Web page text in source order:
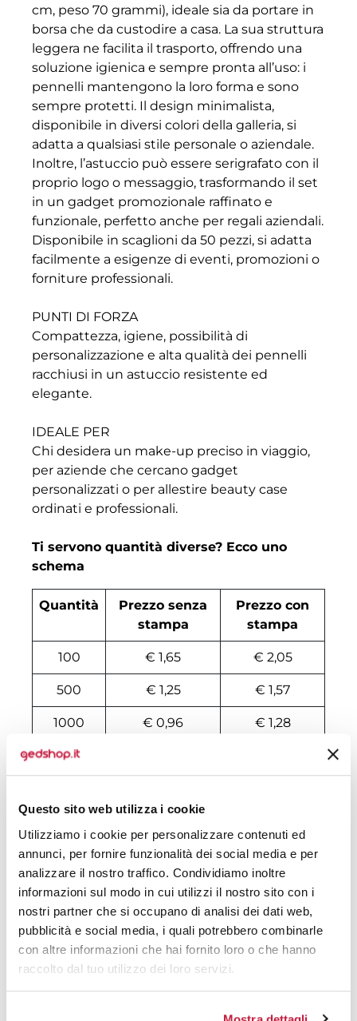
Questo sito web utilizza i cookie
Utilizziamo i cookie per personalizzare contenuti ed
annunci, per fornire funzionalità dei social media e per
analizzare il nostro traffico. Condividiamo inoltre
informazioni sul modo in cui utilizzi il nostro sito con i
nostri partner che si occupano di analisi dei dati web,
pubblicità e social media, i quali potrebbero combinarle
con altre informazioni che hai fornito loro o che hanno
raccolto dal tuo utilizzo dei loro servizi.
cm, peso 70 grammi), ideale sia da portare in
borsa che da custodire a casa. La sua struttura
leggera ne facilita il trasporto, offrendo una
soluzione igienica e sempre pronta all’uso: i
pennelli mantengono la loro forma e sono
sempre protetti. Il design minimalista,
disponibile in diversi colori della galleria, si
adatta a qualsiasi stile personale o aziendale.
Inoltre, l’astuccio può essere serigrafato con il
proprio logo o messaggio, trasformando il set
in un gadget promozionale raffinato e
funzionale, perfetto anche per regali aziendali.
Disponibile in scaglioni da 50 pezzi, si adatta
facilmente a esigenze di eventi, promozioni o
forniture professionali.
PUNTI DI FORZA
Compattezza, igiene, possibilità di
personalizzazione e alta qualità dei pennelli
racchiusi in un astuccio resistente ed
elegante.
IDEALE PER
Chi desidera un make-up preciso in viaggio,
per aziende che cercano gadget
personalizzati o per allestire beauty case
ordinati e professionali.
Ti servono quantità diverse? Ecco uno
schema
Quantità
Prezzo senza
stampa
Prezzo con
stampa
100 € 1,65 € 2,05
500 € 1,25 € 1,57
1000 € 0,96 € 1,28
2000
5000 € 0,83 € 1,15
6000 € 0,82 € 1,14
7000 € 0,81 € 1,13
8000 € 0,80 € 1,10